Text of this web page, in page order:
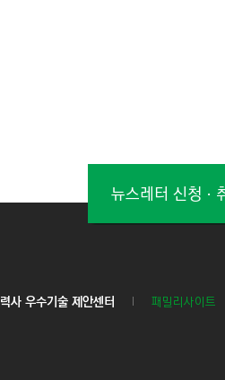
뉴스레터 신청ㆍ
사 우수기술 제안센터 패밀리사이트